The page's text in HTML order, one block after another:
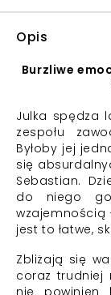
Opis
Burzliwe
Julka spędza
zespołu
Byłoby jej
się
Sebastian.
do niego
wzajemnością
jest to łatwe,
Zbliżają się
coraz trudniej
nie powinien